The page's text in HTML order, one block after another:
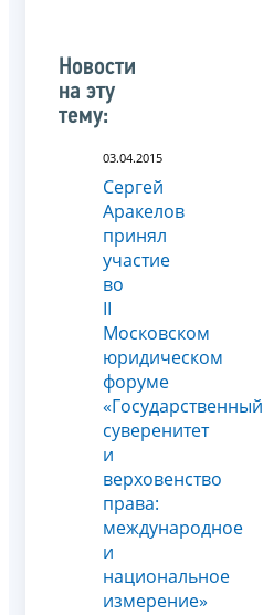
Новости
на эту
тему:
03.04.2015
Сергей
Аракелов
принял
участие
во
II
Московском
юридическом
форуме
«Государственный
суверенитет
и
верховенство
права:
международное
и
национальное
измерение»